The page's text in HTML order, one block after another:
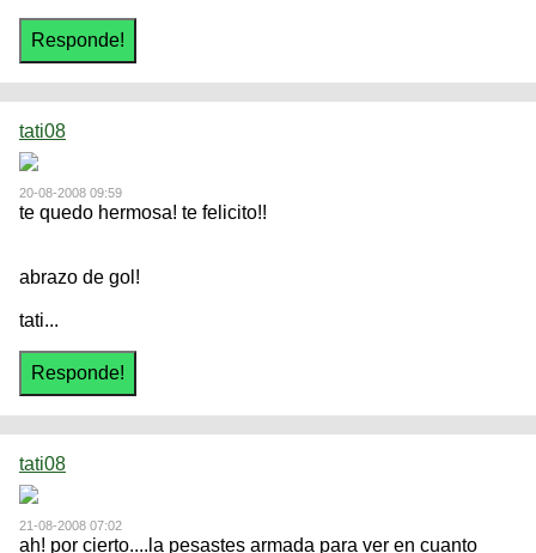
tati08
20-08-2008 09:59
te quedo hermosa! te felicito!!
abrazo de gol!
tati...
tati08
21-08-2008 07:02
ah! por cierto....la pesastes armada para ver en cuanto